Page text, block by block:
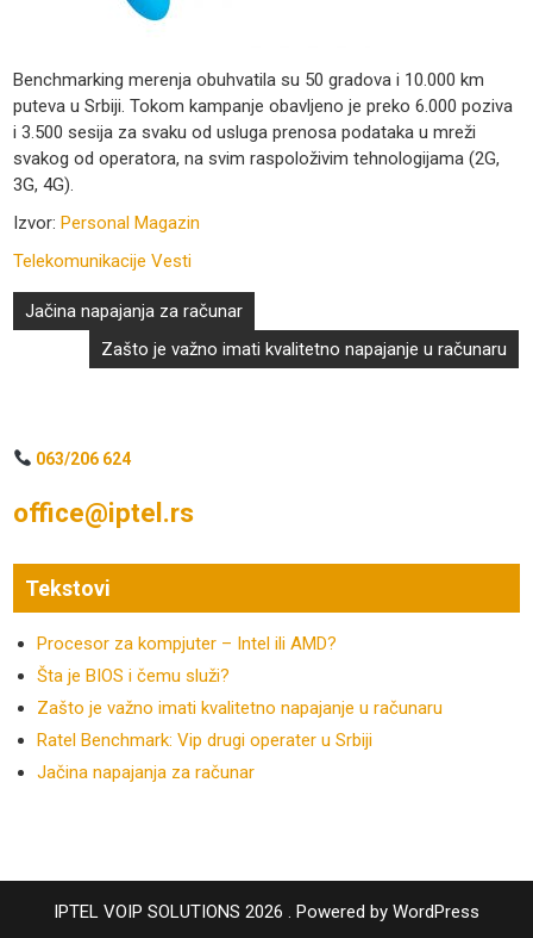
Benchmarking merenja obuhvatila su 50 gradova i 10.000 km
puteva u Srbiji. Tokom kampanje obavljeno je preko 6.000 poziva
i 3.500 sesija za svaku od usluga prenosa podataka u mreži
svakog od operatora, na svim raspoloživim tehnologijama (2G,
3G, 4G).
Izvor:Personal Magazin
Telekomunikacije Vesti
Кретање
чланка
Jačina napajanja za računar
Zašto je važno imati kvalitetno napajanje u računaru
063/206 624
office@iptel.rs
Tekstovi
Procesor za kompjuter – Intel ili AMD?
Šta je BIOS i čemu služi?
Zašto je važno imati kvalitetno napajanje u računaru
Ratel Benchmark: Vip drugi operater u Srbiji
Jačina napajanja za računar
IPTEL VOIP SOLUTIONS 2026 . Powered by WordPress